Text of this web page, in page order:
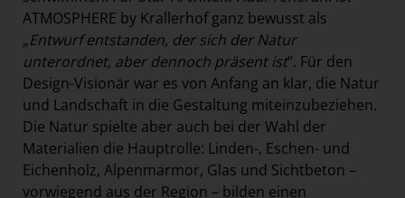
ATMOSPHERE by Krallerhof ganz bewusst als
„Entwurf entstanden, der sich der Natur
unterordnet, aber dennoch präsent ist“. Für den
Design-Visionär war es von Anfang an klar, die Natur
und Landschaft in die Gestaltung miteinzubeziehen.
Die Natur spielte aber auch bei der Wahl der
Materialien die Hauptrolle: Linden-, Eschen- und
Eichenholz, Alpenmarmor, Glas und Sichtbeton –
vorwiegend aus der Region – bilden einen